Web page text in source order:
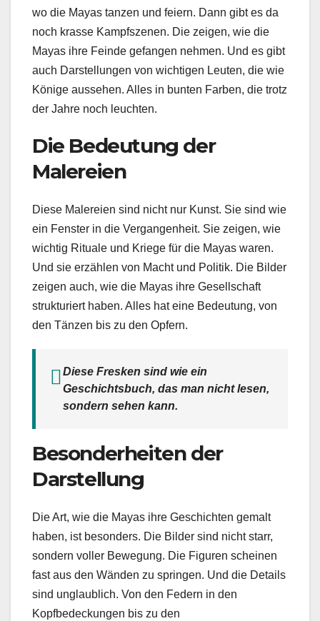
wo die Mayas tanzen und feiern. Dann gibt es da
noch krasse Kampfszenen. Die zeigen, wie die
Mayas ihre Feinde gefangen nehmen. Und es gibt
auch Darstellungen von wichtigen Leuten, die wie
Könige aussehen. Alles in bunten Farben, die trotz
der Jahre noch leuchten.
Die Bedeutung der
Malereien
Diese Malereien sind nicht nur Kunst. Sie sind wie
ein Fenster in die Vergangenheit. Sie zeigen, wie
wichtig Rituale und Kriege für die Mayas waren.
Und sie erzählen von Macht und Politik. Die Bilder
zeigen auch, wie die Mayas ihre Gesellschaft
strukturiert haben. Alles hat eine Bedeutung, von
den Tänzen bis zu den Opfern.
Diese Fresken sind wie ein
Geschichtsbuch, das man nicht lesen,
sondern sehen kann.
Besonderheiten der
Darstellung
Die Art, wie die Mayas ihre Geschichten gemalt
haben, ist besonders. Die Bilder sind nicht starr,
sondern voller Bewegung. Die Figuren scheinen
fast aus den Wänden zu springen. Und die Details
sind unglaublich. Von den Federn in den
Kopfbedeckungen bis zu den